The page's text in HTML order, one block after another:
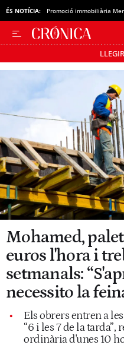
ÉS NOTÍCIA: Promoció immobiliària
Passa’t al
Mohamed,
euros l'hora i
setmanals:
necessito la
Els obrers entren a
“6 i les 7 de la
ordinària d'unes 10